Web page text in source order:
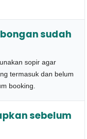
sudah
sopir agar
termasuk dan belum
booking.
sebelum